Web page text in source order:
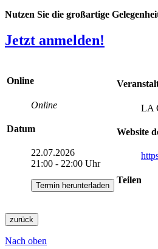
Nutzen Sie die großartige
Jetzt anmelden!
Online
Online
Datum
22.07.2026
21:00 - 22:00 Uhr
Termin herunterladen
LA
Website
Teilen
zurück
Nach oben